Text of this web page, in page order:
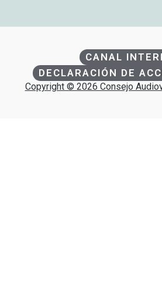
CANAL
DECLARACIÓN DE
Copyright © 2026 Consejo